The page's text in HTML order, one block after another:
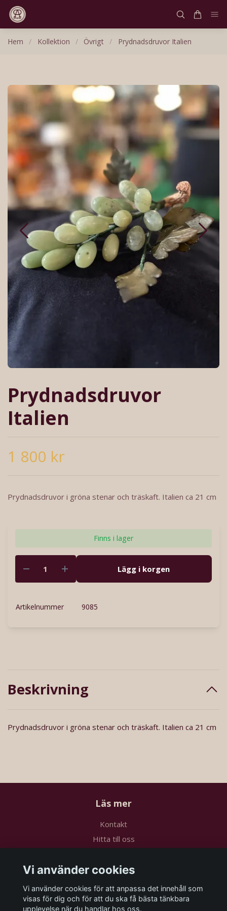
Hem / Kollektion / Övrigt / Prydnadsdruvor Italien
Prydnadsdruvor
Italien
1 800 kr
Prydnadsdruvor i gröna stenar och träskaft. Italien ca 21 cm
Finns i lager
Lägg i korgen
Artikelnummer 9085
Beskrivning
Prydnadsdruvor i gröna stenar och träskaft. Italien ca 21 cm
Läs mer
Kontakt
Hitta till oss
Sociala medier
Vi använder cookies
Vi använder cookies för att anpassa det innehåll som
visas för dig och för att du ska få bästa tänkbara
upplevelse när du handlar hos oss.